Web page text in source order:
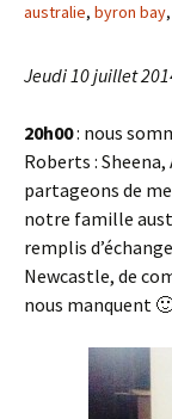
australie, byron bay,
Jeudi 10 juillet
20h00: nous
Roberts : Sheena,
partageons de
notre famille
remplis
Newcastle, de
nous manquent